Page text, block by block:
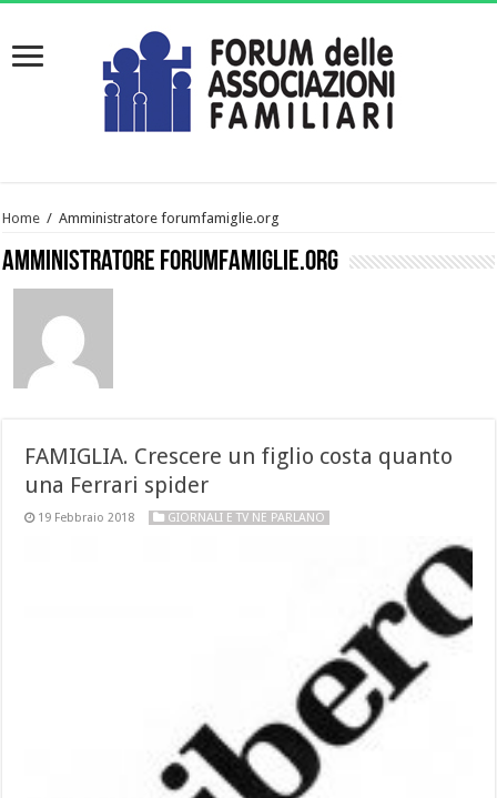
Home / Amministratore forumfamiglie.org
Amministratore forumfamiglie.org
FAMIGLIA. Crescere un figlio costa quanto
una Ferrari spider
19 Febbraio 2018 GIORNALI E TV NE PARLANO